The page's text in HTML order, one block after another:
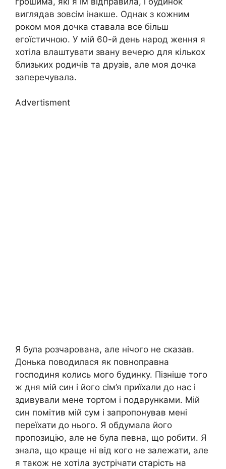
виглядав зовсім інакше. Однак з кожним
роком моя дочка ставала все більш
егоїстичною. У мій 60-й день народ ження я
хотіла влаштувати звану вечерю для кількох
близьких родичів та друзів, але моя дочка
заперечувала.
Advertisment
Я була розчарована, але нічого не сказав.
Донька поводилася як повноправна
господиня колись мого будинку. Пізніше того
ж дня мій син і його сім’я приїхали до нас і
здивували мене тортом і подарунками. Мій
син помітив мій сум і запропонував мені
переїхати до нього. Я обдумала його
пропозицію, але не була певна, що робити. Я
знала, що краще ні від кого не залежати, але
я також не хотіла зустрічати старість на